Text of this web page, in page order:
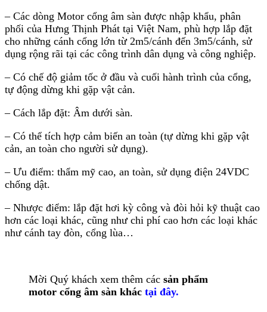
– Các dòng Motor cổng âm sàn được nhập khẩu, phân
phối của Hưng Thịnh Phát tại Việt Nam, phù hợp lắp đặt
cho những cánh cổng lớn từ 2m5/cánh đến 3m5/cánh, sử
dụng rộng rãi tại các công trình dân dụng và công nghiệp.
– Có chế độ giảm tốc ở đầu và cuối hành trình của cổng,
tự động dừng khi gặp vật cản.
– Cách lắp đặt: Âm dưới sàn.
– Có thể tích hợp cảm biến an toàn (tự dừng khi gặp vật
cản, an toàn cho người sử dụng).
– Ưu điểm: thẩm mỹ cao, an toàn, sử dụng điện 24VDC
chống dật.
– Nhược điểm: lắp đặt hơi kỳ công và đòi hỏi kỹ thuật cao
hơn các loại khác, cũng như chi phí cao hơn các loại khác
như cánh tay đòn, cổng lùa…
Mời Quý khách xem thêm các sản phẩm
motor cổng âm sàn khác tại đây.